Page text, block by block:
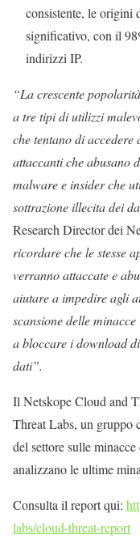
consistente, le origini
significativo, con il
indirizzi IP.
“La crescente
a tre tipi di utilizzi
che tentano di
attaccanti che abusano
malware e insider che
sottrazione illecita dei
Research Director dei
ricordare che le stesse
verranno attaccate e
aiutare a impedire agli
scansione delle
a bloccare i download
dati”.
Il Netskope Cloud and
Threat Labs, un gruppo
del settore sulle
analizzano le ultime
Consulta il report qui:
labs/cloud-threat-report